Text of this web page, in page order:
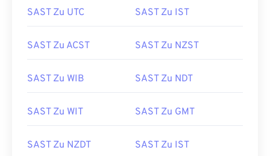
SAST Zu UTC SAST Zu IST
SAST Zu ACST SAST Zu NZST
SAST Zu WIB SAST Zu NDT
SAST Zu WIT SAST Zu GMT
SAST Zu NZDT SAST Zu IST